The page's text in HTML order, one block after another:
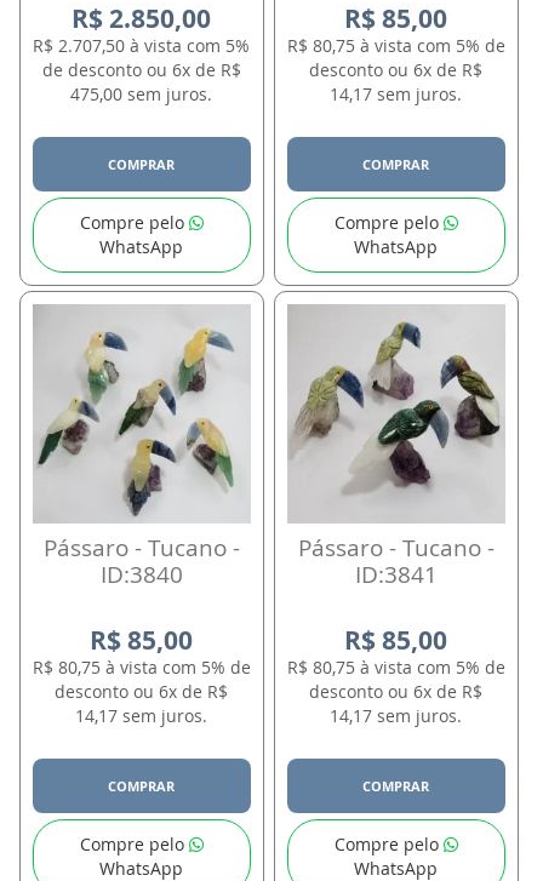
R$ 2.850,00
R$ 2.707,50 à vista com 5%
de desconto ou 6x de R$
475,00 sem juros.
COMPRAR
Compre pelo
WhatsApp
R$ 85,00
R$ 80,75 à vista com 5% de
desconto ou 6x de R$
14,17 sem juros.
COMPRAR
Compre pelo
WhatsApp
Pássaro - Tucano -
ID:3840
R$ 85,00
R$ 80,75 à vista com 5% de
desconto ou 6x de R$
14,17 sem juros.
COMPRAR
Compre pelo
WhatsApp
Pássaro - Tucano -
ID:3841
R$ 85,00
R$ 80,75 à vista com 5% de
desconto ou 6x de R$
14,17 sem juros.
COMPRAR
Compre pelo
WhatsApp